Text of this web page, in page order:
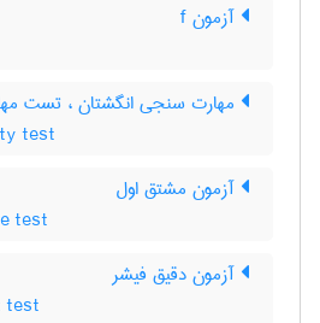
آزمون f
مهارت سنجی انگشتان ، تست
test
آزمون مشتق اول
test
آزمون دقیق فیشر
test